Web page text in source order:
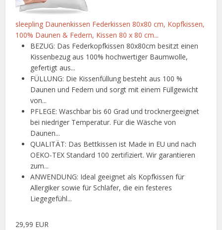
sleepling Daunenkissen Federkissen 80x80 cm, Kopfkissen,
100% Daunen & Federn, Kissen 80 x 80 cm...
BEZUG: Das Federkopfkissen 80x80cm besitzt einen
Kissenbezug aus 100% hochwertiger Baumwolle,
gefertigt aus...
FÜLLUNG: Die Kissenfüllung besteht aus 100 %
Daunen und Federn und sorgt mit einem Füllgewicht
von...
PFLEGE: Waschbar bis 60 Grad und trocknergeeignet
bei niedriger Temperatur. Für die Wäsche von
Daunen...
QUALITÄT: Das Bettkissen ist Made in EU und nach
OEKO-TEX Standard 100 zertifiziert. Wir garantieren
zum...
ANWENDUNG: Ideal geeignet als Kopfkissen für
Allergiker sowie für Schläfer, die ein festeres
Liegegefühl...
29,99 EUR